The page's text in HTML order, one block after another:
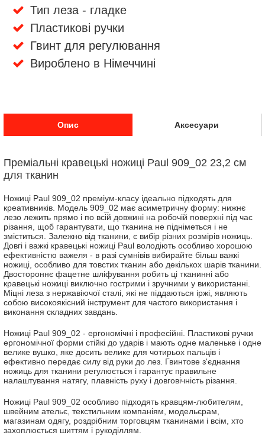
Тип леза - гладке
Пластикові ручки
Гвинт для регулювання
Вироблено в Німеччині
Опис Аксесуари
Преміальні кравецькі ножиці Paul 909_02 23,2 см
для тканин
Ножиці Paul 909_02 преміум-класу ідеально підходять для
креативників. Модель 909_02 має асиметричну форму: нижнє
лезо лежить прямо і по всій довжині на робочій поверхні під час
різання, щоб гарантувати, що тканина не підніметься і не
зміститься. Залежно від тканини, є вибір різних розмірів ножиць.
Довгі і важкі кравецькі ножиці Paul володіють особливо хорошою
ефективністю важеля - в разі сумнівів вибирайте більш важкі
ножиці, особливо для товстих тканин або декількох шарів тканини.
Двостороннє фацетне шліфування робить ці тканинні або
кравецькі ножиці виключно гострими і зручними у використанні.
Міцні леза з нержавіючої сталі, які не піддаються іржі, являють
собою високоякісний інструмент для частого використання і
виконання складних завдань.
Ножиці Paul 909_02 - ергономічні і професійні. Пластикові ручки
ергономічної форми стійкі до ударів і мають одне маленьке і одне
велике вушко, яке досить велике для чотирьох пальців і
ефективно передає силу від руки до лез. Гвинтове з'єднання
ножиць для тканини регулюється і гарантує правильне
налаштування натягу, плавність руху і довговічність різання.
Ножиці Paul 909_02 особливо підходять кравцям-любителям,
швейним ательє, текстильним компаніям, модельєрам,
магазинам одягу, роздрібним торговцям тканинами і всім, хто
захоплюється шиттям і рукоділлям.